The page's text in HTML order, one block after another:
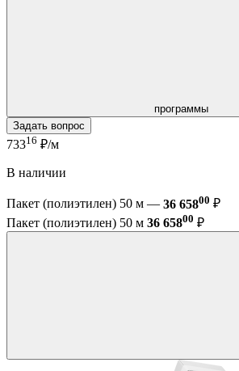
программы
Задать вопрос
73316 ₽/м
В наличии
Пакет (полиэтилен) 50 м — 36 65800 ₽
Пакет (полиэтилен) 50 м 36 65800 ₽